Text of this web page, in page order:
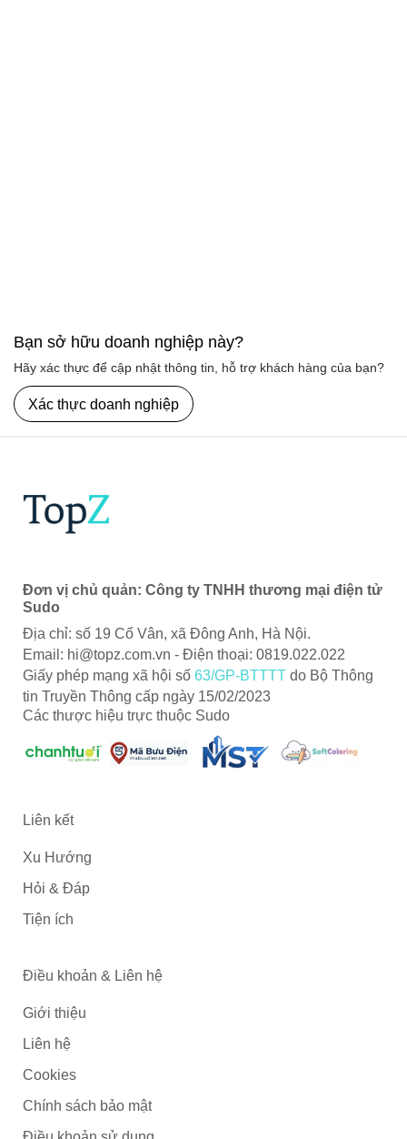
Bạn sở hữu doanh nghiệp này?
Hãy xác thực để cập nhật thông tin, hỗ trợ khách hàng của bạn?
Xác thực doanh nghiệp
Đơn vị chủ quản: Công ty TNHH thương mại điện tử
Sudo
Địa chỉ: số 19 Cổ Vân, xã Đông Anh, Hà Nội.
Email: hi@topz.com.vn - Điện thoại: 0819.022.022
Giấy phép mạng xã hội số 63/GP-BTTTT do Bộ Thông
tin Truyền Thông cấp ngày 15/02/2023
Các thược hiệu trực thuộc Sudo
Liên kết
Xu Hướng
Hỏi & Đáp
Tiện ích
Điều khoản & Liên hệ
Giới thiệu
Liên hệ
Cookies
Chính sách bảo mật